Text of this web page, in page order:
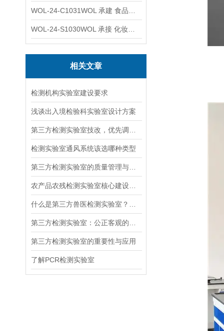
相关文章
检测机构实验室建设要求
浅谈出入境检验科实验室设计方案
检测实验室通风系统该选哪种类型
第三方检测实验室的重要性与应用
了解PCR检测实验室